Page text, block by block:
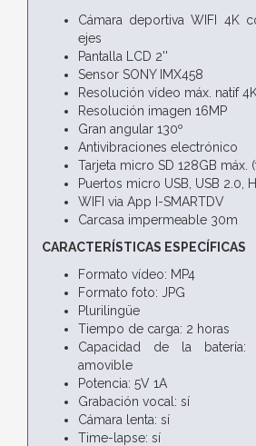
Cámara deportiva WIFI 4K
ejes
Pantalla LCD 2''
Sensor SONY IMX458
Resolución vídeo máx. natif
Resolución imagen 16MP
Gran angular 130º
Antivibraciones electrónico
Tarjeta micro SD 128GB máx.
Puertos micro USB, USB 2.0,
WIFI via App I-SMARTDV
Carcasa impermeable 30m
CARACTERÍSTICAS ESPECÍFICAS
Formato vídeo: MP4
Formato foto: JPG
Plurilingüe
Tiempo de carga: 2 horas
Capacidad de la batería:
amovible
Potencia: 5V 1A
Grabación vocal: sí
Cámara lenta: sí
Time-lapse: sí